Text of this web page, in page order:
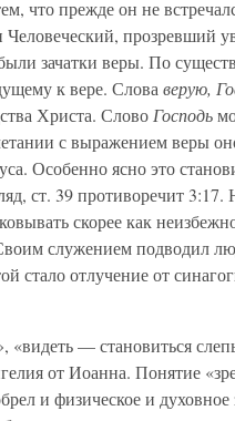
что прежде он не
прозревший
зачатки веры. По
к вере. Слова верую,
Христа. Слово Господь
с выражением веры
Особенно ясно это
ст. 39 противоречит 3:17.
скорее как
служением подводил
стало отлучение от
— становиться
от Иоанна. Понятие
и физическое и